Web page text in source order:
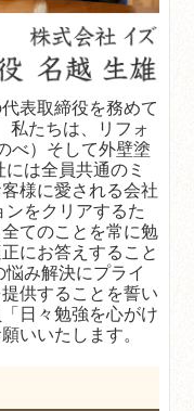
表取締役を務めて
私たちは、リフォ
べ）そして外壁塗
は全員共通のミ
様に愛される会社
をクリアするた
てのことを常に勉
にお答えすること
み解決にプライ
供することを誓い
日々勉強を心がけ
いいたします。